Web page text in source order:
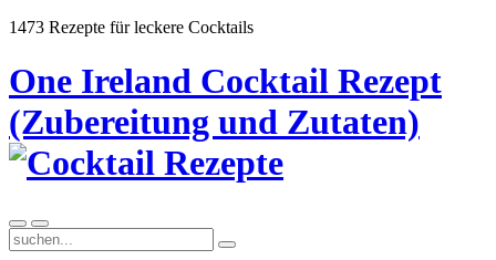
1473 Rezepte für leckere Cocktails
One Ireland Cocktail Rezept
(Zubereitung und Zutaten)